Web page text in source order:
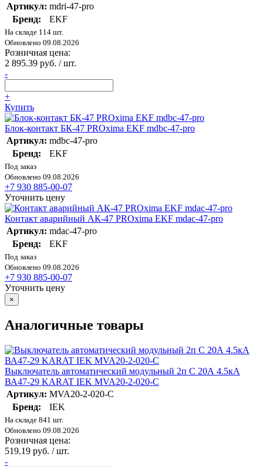
Артикул: mdri-47-pro
Бренд:
EKF
На складе 114 шт.
Обновлено 09.08.2026
Розничная цена:
2 895.39 руб. / шт.
-
+
Купить
Блок-контакт БК-47 PROxima EKF mdbc-47-pro
Артикул: mdbc-47-pro
Бренд:
EKF
Под заказ
Обновлено 09.08.2026
+7 930 885-00-07
Уточнить цену
Контакт аварийный АК-47 PROxima EKF mdac-47-pro
Артикул: mdac-47-pro
Бренд:
EKF
Под заказ
Обновлено 09.08.2026
+7 930 885-00-07
Уточнить цену
×
Аналогичные товары
Выключатель автоматический модульный 2п C 20А 4.5кА
ВА47-29 KARAT IEK MVA20-2-020-C
Артикул: MVA20-2-020-C
Бренд:
IEK
На складе 841 шт.
Обновлено 09.08.2026
Розничная цена:
519.19 руб. / шт.
-